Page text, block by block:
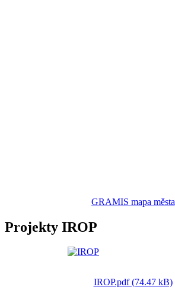
GRAMIS mapa města
Projekty IROP
IROP.pdf (74.47 kB)